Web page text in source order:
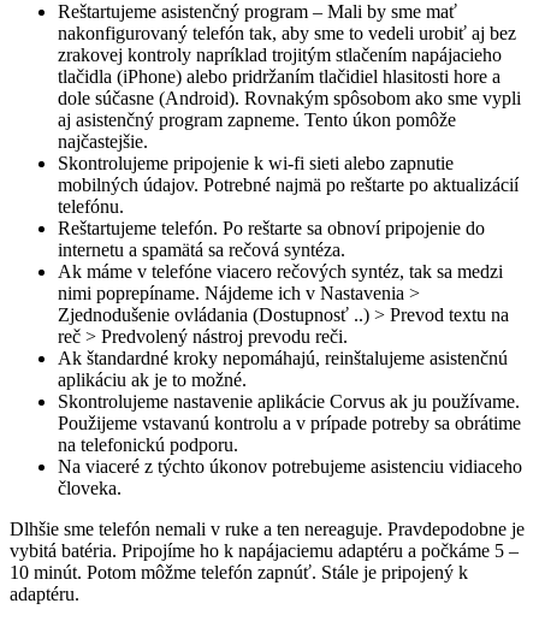
Reštartujeme asistenčný program – Mali by sme mať
nakonfigurovaný telefón tak, aby sme to vedeli urobiť aj bez
zrakovej kontroly napríklad trojitým stlačením napájacieho
tlačidla (iPhone) alebo pridržaním tlačidiel hlasitosti hore a
dole súčasne (Android). Rovnakým spôsobom ako sme vypli
aj asistenčný program zapneme. Tento úkon pomôže
najčastejšie.
Skontrolujeme pripojenie k wi-fi sieti alebo zapnutie
mobilných údajov. Potrebné najmä po reštarte po aktualizácií
telefónu.
Reštartujeme telefón. Po reštarte sa obnoví pripojenie do
internetu a spamätá sa rečová syntéza.
Ak máme v telefóne viacero rečových syntéz, tak sa medzi
nimi poprepíname. Nájdeme ich v Nastavenia >
Zjednodušenie ovládania (Dostupnosť ..) > Prevod textu na
reč > Predvolený nástroj prevodu reči.
Ak štandardné kroky nepomáhajú, reinštalujeme asistenčnú
aplikáciu ak je to možné.
Skontrolujeme nastavenie aplikácie Corvus ak ju používame.
Použijeme vstavanú kontrolu a v prípade potreby sa obrátime
na telefonickú podporu.
Na viaceré z týchto úkonov potrebujeme asistenciu vidiaceho
človeka.
Dlhšie sme telefón nemali v ruke a ten nereaguje. Pravdepodobne je
vybitá batéria. Pripojíme ho k napájaciemu adaptéru a počkáme 5 –
10 minút. Potom môžme telefón zapnúť. Stále je pripojený k
adaptéru.